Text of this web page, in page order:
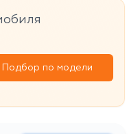
Подбор по модели